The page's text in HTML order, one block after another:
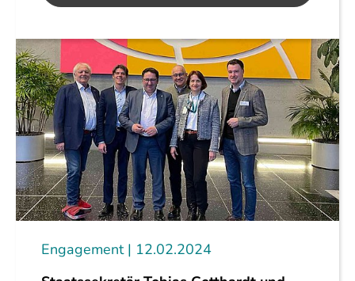
Engagement
12.02.2024